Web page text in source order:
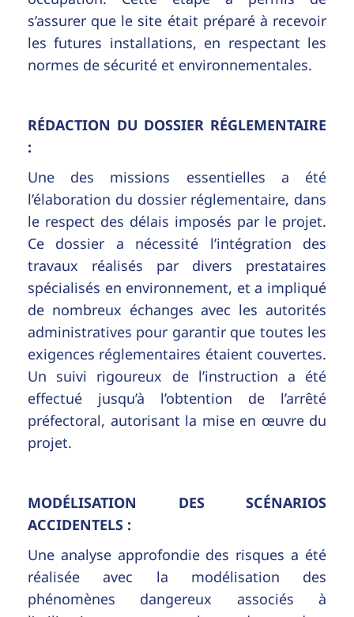
s’assurer que le site était préparé à recevoir
les futures installations, en respectant les
normes de sécurité et environnementales.
RÉDACTION DU DOSSIER RÉGLEMENTAIRE
:
Une des missions essentielles a été
l’élaboration du dossier réglementaire, dans
le respect des délais imposés par le projet.
Ce dossier a nécessité l’intégration des
travaux réalisés par divers prestataires
spécialisés en environnement, et a impliqué
de nombreux échanges avec les autorités
administratives pour garantir que toutes les
exigences réglementaires étaient couvertes.
Un suivi rigoureux de l’instruction a été
effectué jusqu’à l’obtention de l’arrêté
préfectoral, autorisant la mise en œuvre du
projet.
MODÉLISATION DES SCÉNARIOS
ACCIDENTELS :
Une analyse approfondie des risques a été
réalisée avec la modélisation des
phénomènes dangereux associés à